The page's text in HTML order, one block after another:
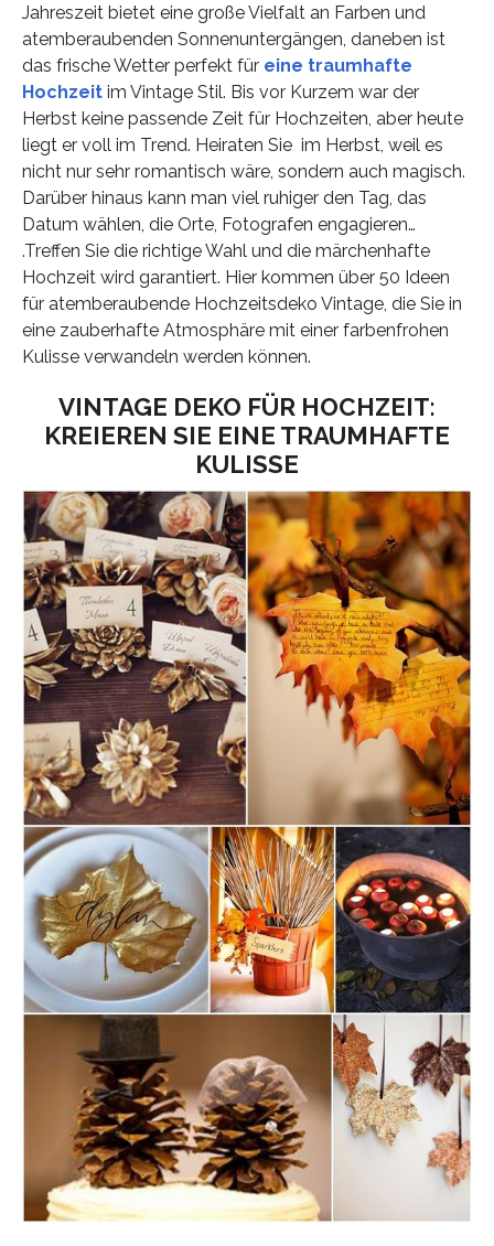
Jahreszeit bietet eine große Vielfalt an Farben und
atemberaubenden Sonnenuntergängen, daneben ist
das frische Wetter perfekt für eine traumhafte
Hochzeitim Vintage Stil. Bis vor Kurzem war der
Herbst keine passende Zeit für Hochzeiten, aber heute
liegt er voll im Trend. Heiraten Sie im Herbst, weil es
nicht nur sehr romantisch wäre, sondern auch magisch.
Darüber hinaus kann man viel ruhiger den Tag, das
Datum wählen, die Orte, Fotografen engagieren…
.Treffen Sie die richtige Wahl und die märchenhafte
Hochzeit wird garantiert. Hier kommen über 50 Ideen
für atemberaubende Hochzeitsdeko Vintage, die Sie in
eine zauberhafte Atmosphäre mit einer farbenfrohen
Kulisse verwandeln werden können.
VINTAGE DEKO FÜR HOCHZEIT:
KREIEREN SIE EINE TRAUMHAFTE
KULISSE